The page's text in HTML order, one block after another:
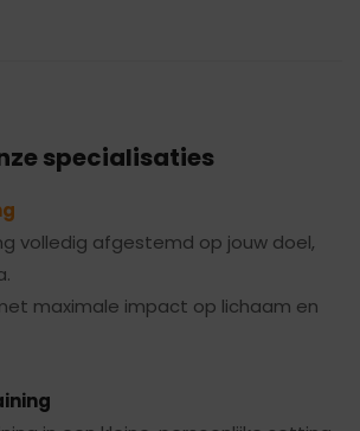
specialisaties
volledig afgestemd op jouw doel,
maximale impact op lichaam en